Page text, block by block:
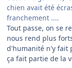
chien avait été
franchement ....
Tout passe, on se
nous rend plus
d'humanité n'y fait
ça fait partie de la